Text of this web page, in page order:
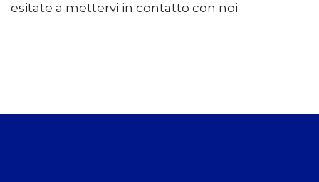
esitate a mettervi in contatto con noi.